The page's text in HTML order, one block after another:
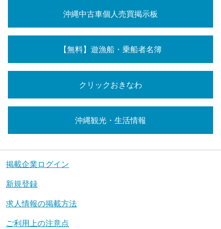
沖縄中古車個人売買掲示板
【無料】遊漁船・乗船者名簿
クリックおきなわ
沖縄観光・生活情報
掲載企業ログイン
新規登録
求人情報の掲載方法
ご利用上の注意点